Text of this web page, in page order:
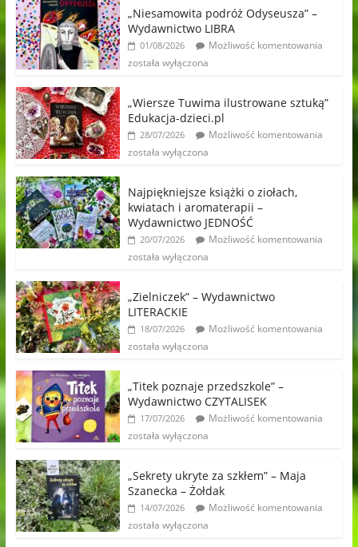
„Niesamowita podróż Odyseusza” –
Wydawnictwo LIBRA
01/08/2026
Możliwość komentowania
została wyłączona
„Wiersze Tuwima ilustrowane sztuką”
Edukacja-dzieci.pl
28/07/2026
Możliwość komentowania
została wyłączona
Najpiękniejsze książki o ziołach,
kwiatach i aromaterapii –
Wydawnictwo JEDNOŚĆ
20/07/2026
Możliwość komentowania
została wyłączona
„Zielniczek” – Wydawnictwo
LITERACKIE
18/07/2026
Możliwość komentowania
została wyłączona
„Titek poznaje przedszkole” –
Wydawnictwo CZYTALISEK
17/07/2026
Możliwość komentowania
została wyłączona
„Sekrety ukryte za szkłem” – Maja
Szanecka – Żołdak
14/07/2026
Możliwość komentowania
została wyłączona